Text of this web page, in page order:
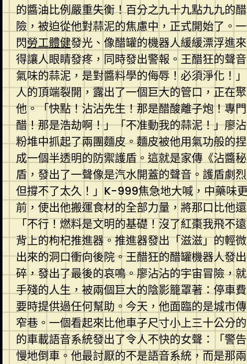
的醬油比例嚴重失衡！百分之九十九點九九的
險，被迫從他對蒜泥的焦慮中，正式開始了。
閃勞工體健發光、像醋罐的機器人緩緩漂浮進
得讓人眼睛發疼，同時發出警報。王醋狂的聲
氣味的蒜泥，是對醬料學的侮辱！必須淨化！
人的頂端裂開，露出了一個巨大的管口，正在
他。「快點！沾沾先生！那是醋酸離子炮！專
醋！那是浩劫啊！」「不准動我的蒜泥！」廖
粉堆中抓起了兩團麵皮。麵皮被他用氣功般的
成一個半透明的防禦護盾。這就是家傳《沾醬
盾，發出了一聲像是汽水開蓋的聲音。護盾劇
但撐不了太久！」K-999焦急地大喊，中藥味
前，使出他搬運食材的全部力量，將那口比他
「不行！燃料是文明的基礎！沒了紅棗我飛不
背上的枸杞推進器。推進器發出「滋滋」的輕
出來的洞口衝向後院。王醋狂的醋罐機器人發
碎，發出了最後的哀鳴。廖沾沾的宇宙冒險，
手殘的人生，被兩個巨大的陰影籠罩著：停車
要時提供過任何幫助。今天，他面臨的是城市
窄巷。一個看起來比他車子尺寸小上三十公分
的車載語音系統發出了令人不快的女聲：「警
慢地倒車。他最討厭的不是語音系統，而是那